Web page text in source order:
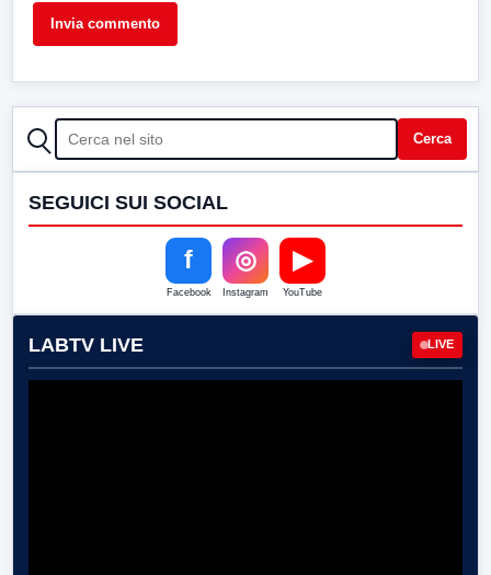
CERCA Cerca
SEGUICI SUI SOCIAL
f
Facebook
◎
Instagram
▶
YouTube
LABTV LIVE LIVE